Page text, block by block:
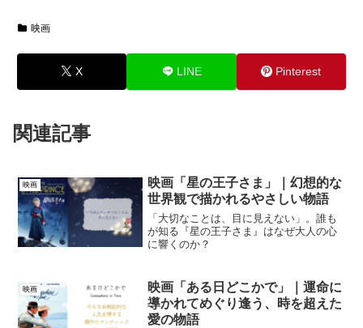
映画
X LINE Pinterest
関連記事
映画
映画「星の王子さま」｜幻想的な
世界観で描かれるやさしい物語
「大切なことは、目に見えない」。誰も
が知る『星の王子さま』はなぜ大人の心
に響くのか？
映画
映画「ある日どこかで」｜運命に
導かれてめぐり逢う、時を超えた
愛の物語